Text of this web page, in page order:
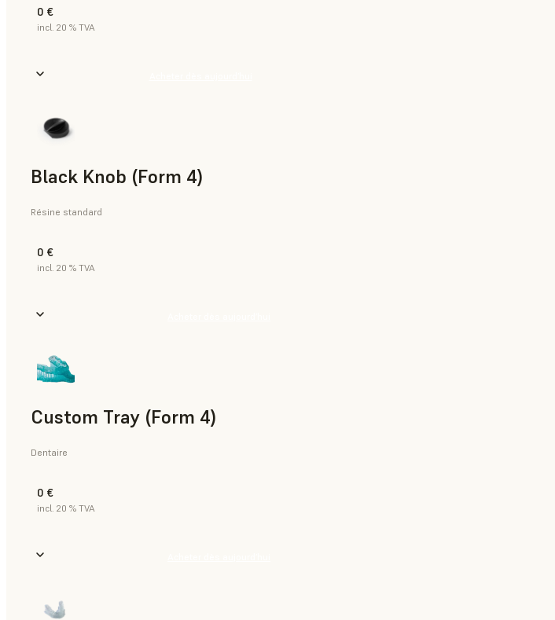
0 €
incl. 20 % TVA
Black Knob (Form 4)
Résine standard
0 €
incl. 20 % TVA
Custom Tray (Form 4)
Dentaire
0 €
incl. 20 % TVA